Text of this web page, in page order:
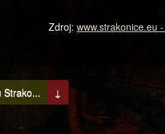
Zdroj: www.strakonice.eu
Strako... ↓